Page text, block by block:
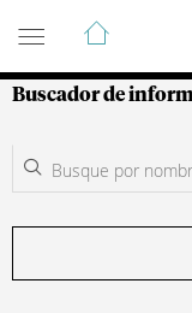
Guía de
Buscador de